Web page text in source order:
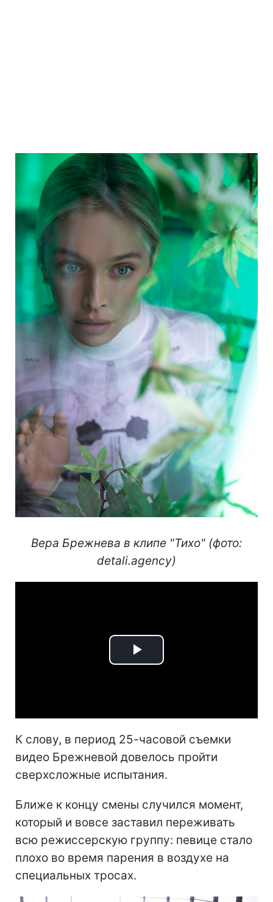
Вера Брежнева в клипе "Тихо" (фото:
detali.agency)
Play
К слову, в период 25-часовой съемки
видео Брежневой довелось пройти
сверхсложные испытания.
Ближе к концу смены случился момент,
который и вовсе заставил переживать
всю режиссерскую группу: певице стало
плохо во время парения в воздухе на
специальных тросах.